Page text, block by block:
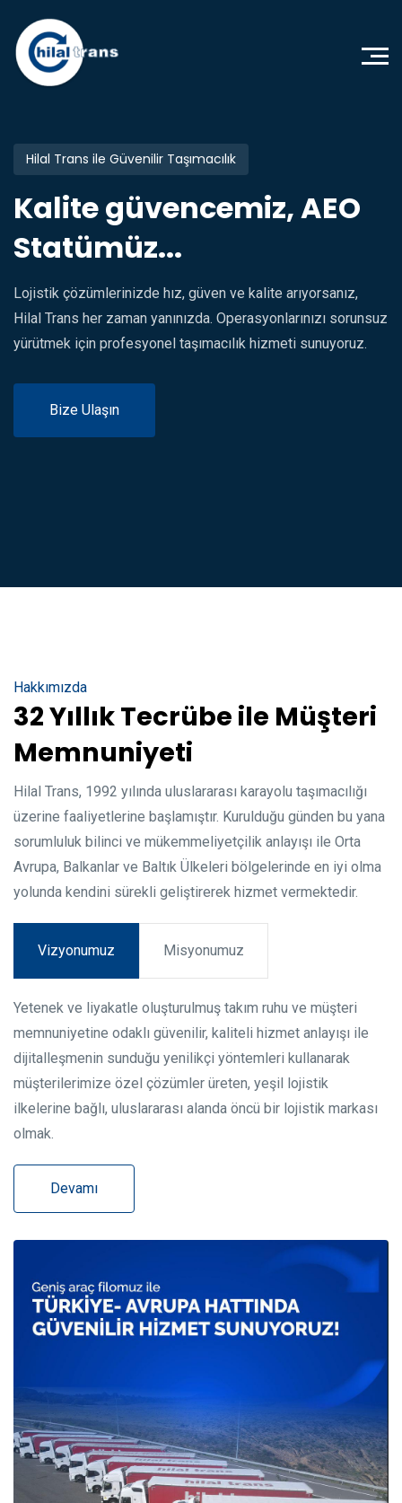
Hilal Trans ile Güvenilir Taşımacılık
Kalite güvencemiz, AEO
Statümüz...
Lojistik çözümlerinizde hız, güven ve kalite arıyorsanız,
Hilal Trans her zaman yanınızda. Operasyonlarınızı sorunsuz
yürütmek için profesyonel taşımacılık hizmeti sunuyoruz.
Bize Ulaşın
Hakkımızda
32 Yıllık Tecrübe ile Müşteri
Memnuniyeti
Hilal Trans, 1992 yılında uluslararası karayolu taşımacılığı
üzerine faaliyetlerine başlamıştır. Kurulduğu günden bu yana
sorumluluk bilinci ve mükemmeliyetçilik anlayışı ile Orta
Avrupa, Balkanlar ve Baltık Ülkeleri bölgelerinde en iyi olma
yolunda kendini sürekli geliştirerek hizmet vermektedir.
Vizyonumuz Misyonumuz
Yetenek ve liyakatle oluşturulmuş takım ruhu ve müşteri
memnuniyetine odaklı güvenilir, kaliteli hizmet anlayışı ile
dijitalleşmenin sunduğu yenilikçi yöntemleri kullanarak
müşterilerimize özel çözümler üreten, yeşil lojistik
ilkelerine bağlı, uluslararası alanda öncü bir lojistik markası
olmak.
Devamı